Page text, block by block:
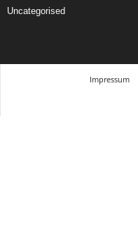
Uncategorised
Impressum